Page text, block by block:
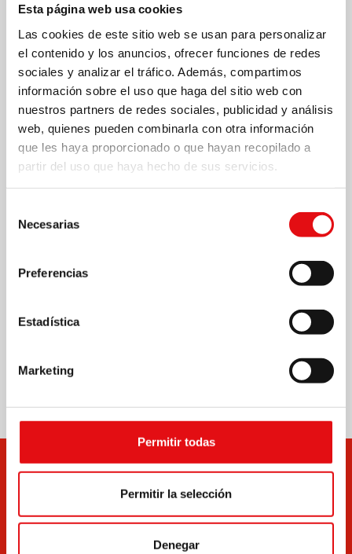
Esta página web usa cookies
Las cookies de este sitio web se usan para personalizar
el contenido y los anuncios, ofrecer funciones de redes
sociales y analizar el tráfico. Además, compartimos
información sobre el uso que haga del sitio web con
nuestros partners de redes sociales, publicidad y análisis
web, quienes pueden combinarla con otra información
que les haya proporcionado o que hayan recopilado a
partir del uso que haya hecho de sus servicios.
Necesarias
Preferencias
Estadística
Marketing
Permitir todas
Permitir la selección
Denegar
Página1 /4 Zoom 100%